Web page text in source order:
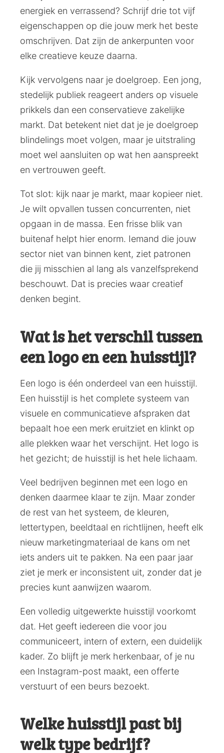
energiek en verrassend? Schrijf drie tot vijf
eigenschappen op die jouw merk het beste
omschrijven. Dat zijn de ankerpunten voor
elke creatieve keuze daarna.
Kijk vervolgens naar je doelgroep. Een jong,
stedelijk publiek reageert anders op visuele
prikkels dan een conservatieve zakelijke
markt. Dat betekent niet dat je je doelgroep
blindelings moet volgen, maar je uitstraling
moet wel aansluiten op wat hen aanspreekt
en vertrouwen geeft.
Tot slot: kijk naar je markt, maar kopieer niet.
Je wilt opvallen tussen concurrenten, niet
opgaan in de massa. Een frisse blik van
buitenaf helpt hier enorm. Iemand die jouw
sector niet van binnen kent, ziet patronen
die jij misschien al lang als vanzelfsprekend
beschouwt. Dat is precies waar creatief
denken begint.
Wat is het verschil tussen
een logo en een huisstijl?
Een logo is één onderdeel van een huisstijl.
Een huisstijl is het complete systeem van
visuele en communicatieve afspraken dat
bepaalt hoe een merk eruitziet en klinkt op
alle plekken waar het verschijnt. Het logo is
het gezicht; de huisstijl is het hele lichaam.
Veel bedrijven beginnen met een logo en
denken daarmee klaar te zijn. Maar zonder
de rest van het systeem, de kleuren,
lettertypen, beeldtaal en richtlijnen, heeft elk
nieuw marketingmateriaal de kans om net
iets anders uit te pakken. Na een paar jaar
ziet je merk er inconsistent uit, zonder dat je
precies kunt aanwijzen waarom.
Een volledig uitgewerkte huisstijl voorkomt
dat. Het geeft iedereen die voor jou
communiceert, intern of extern, een duidelijk
kader. Zo blijft je merk herkenbaar, of je nu
een Instagram-post maakt, een offerte
verstuurt of een beurs bezoekt.
Welke huisstijl past bij
welk type bedrijf?